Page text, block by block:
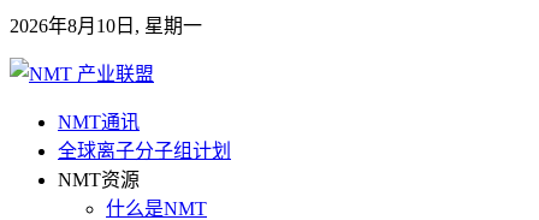
2026年8月10日, 星期一
NMT通讯
全球离子分子组计划
NMT资源
什么是NMT